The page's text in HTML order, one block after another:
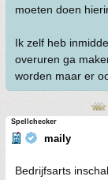
moeten doen
Ik zelf heb
overuren ga
worden maar er
Spellchecker
maily
Bedrijfsarts